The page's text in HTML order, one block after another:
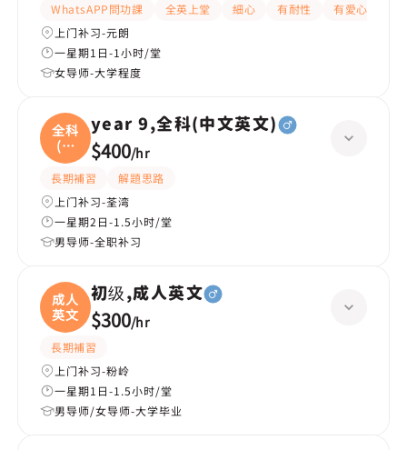
WhatsAPP問功課 全英上堂 細心 有耐性 有愛心
上门补习-元朗
一星期1日-1小时/堂
女导师-大学程度
全科
(中
文
year 9,全科(中文英文)
$400/hr
長期補習
解題思路
上门补习-荃湾
一星期2日-1.5小时/堂
男导师-全职补习
成人
英文
初级,成人英文
$300/hr
長期補習
上门补习-粉岭
一星期1日-1.5小时/堂
男导师/女导师-大学毕业